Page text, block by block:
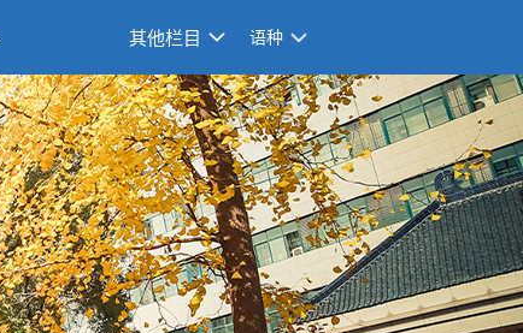
其他栏目 语种